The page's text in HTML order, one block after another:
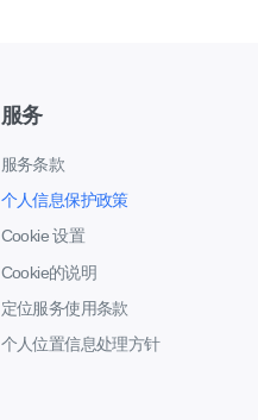
服务
服务条款
个人信息保护政策
Cookie 设置
Cookie的说明
定位服务使用条款
个人位置信息处理方针